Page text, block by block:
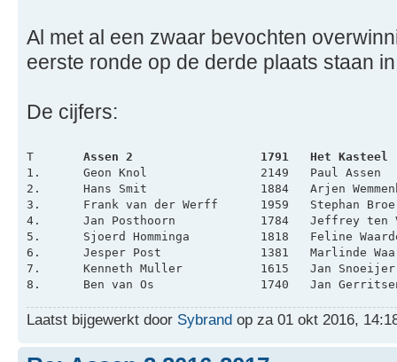
Al met al een zwaar bevochten
eerste ronde op de derde plaats staan
De cijfers:
Laatst bijgewerkt door Sybrand op za 01 okt 2016,